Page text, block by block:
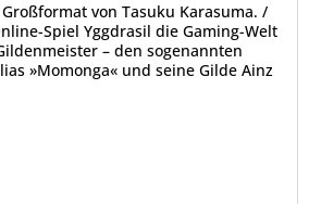
von Tasuku Karasuma. /
Spiel Yggdrasil die Gaming-Welt
– den sogenannten
»Momonga« und seine Gilde Ainz